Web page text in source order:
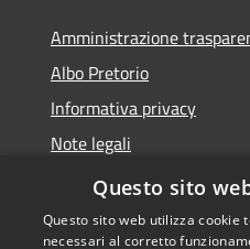
Amministrazione
Albo Pretorio
Informativa privacy
Note legali
Dichiarazione di
Questo sito
Questo sito web utilizza
necessari al corretto